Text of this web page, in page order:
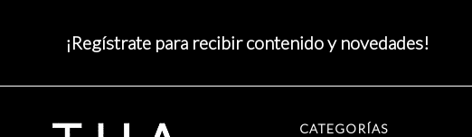
¡Regístrate para recibir contenido y novedades!
CATEGORÍAS